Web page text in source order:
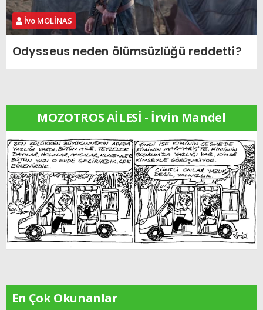
İvo MOLİNAS
Odysseus neden ölümsüzlüğü reddetti?
MOZOTROS AİLESİ - İrvin Mandel
En Çok Okunanlar